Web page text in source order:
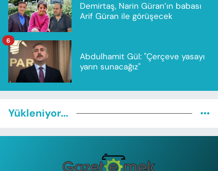
Demirtaş, Narin Güran’ın babası
Arif Güran ile görüşecek
Abdulhamit Gül: "Çerçeve yasayı
yarın sunacağız"
6
Yükleniyor...